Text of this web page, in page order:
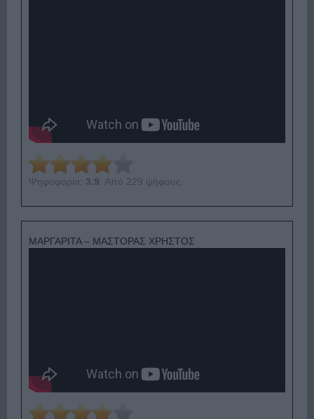
Ψηφοφορία: 3.9 . Από 229 ψήφους.
ΜΑΡΓΑΡΙΤΑ – ΜΑΣΤΟΡΑΣ ΧΡΗΣΤΟΣ